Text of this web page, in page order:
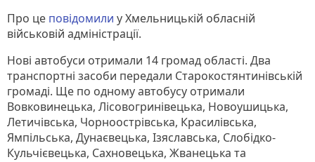
Про це повідомили у Хмельницькій обласній
військовій адміністрації.
Нові автобуси отримали 14 громад області. Два
транспортні засоби передали Старокостянтинівській
громаді. Ще по одному автобусу отримали
Вовковинецька, Лісовогринівецька, Новоушицька,
Летичівська, Чорноострівська, Красилівська,
Ямпільська, Дунаєвецька, Ізяславська, Слобідко-
Кульчієвецька, Сахновецька, Жванецька та